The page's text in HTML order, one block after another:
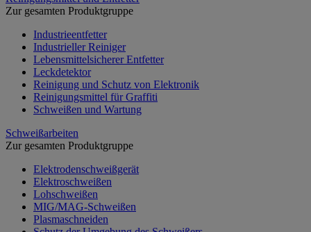
Zur gesamten Produktgruppe
Industrieentfetter
Industrieller Reiniger
Lebensmittelsicherer Entfetter
Leckdetektor
Reinigung und Schutz von Elektronik
Reinigungsmittel für Graffiti
Schweißen und Wartung
Schweißarbeiten
Zur gesamten Produktgruppe
Elektrodenschweißgerät
Elektroschweißen
Lohschweißen
MIG/MAG-Schweißen
Plasmaschneiden